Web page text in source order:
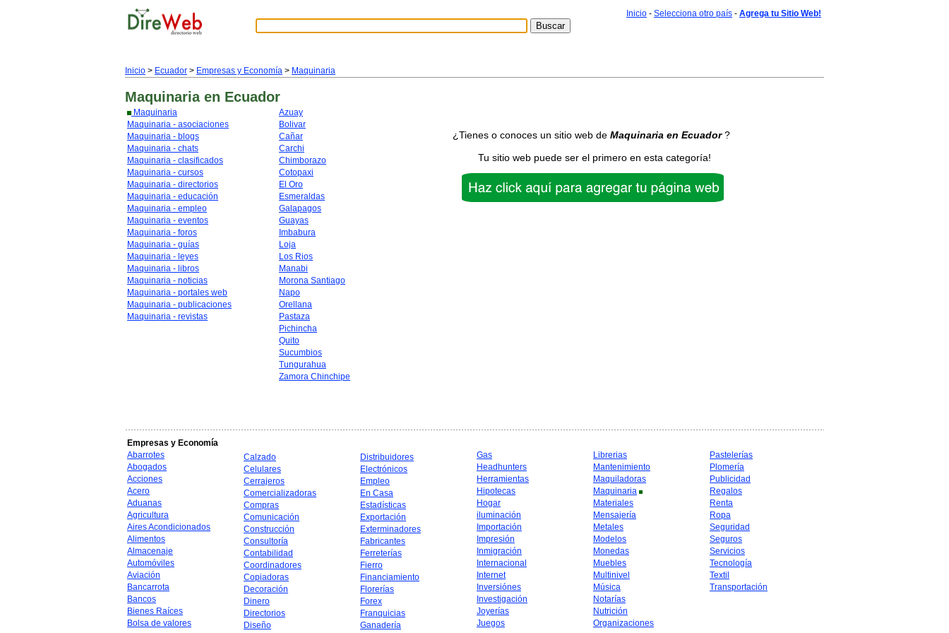
Inicio - Selecciona otro país - Agrega tu Sitio Web!
Inicio > Ecuador > Empresas y Economía > Maquinaria
Maquinaria en Ecuador
Maquinaria
Maquinaria - asociaciones
Maquinaria - blogs
Maquinaria - chats
Maquinaria - clasificados
Maquinaria - cursos
Maquinaria - directorios
Maquinaria - educación
Maquinaria - empleo
Maquinaria - eventos
Maquinaria - foros
Maquinaria - guías
Maquinaria - leyes
Maquinaria - libros
Maquinaria - noticias
Maquinaria - portales web
Maquinaria - publicaciones
Maquinaria - revistas
Azuay
Bolivar
Cañar
Carchi
Chimborazo
Cotopaxi
El Oro
Esmeraldas
Galapagos
Guayas
Imbabura
Loja
Los Rios
Manabi
Morona Santiago
Napo
Orellana
Pastaza
Pichincha
Quito
Sucumbios
Tungurahua
Zamora Chinchipe
¿Tienes o conoces un sitio web de Maquinaria en Ecuador?
Tu sitio web puede ser el primero en esta categoría!
Empresas y Economía
Abarrotes
Abogados
Acciones
Acero
Aduanas
Agricultura
Aires Acondicionados
Alimentos
Almacenaje
Automóviles
Aviación
Bancarrota
Bancos
Bienes Raíces
Bolsa de valores
Calzado
Celulares
Cerrajeros
Comercializadoras
Compras
Comunicación
Construcción
Consultoría
Contabilidad
Coordinadores
Copiadoras
Decoración
Dinero
Directorios
Diseño
Distribuidores
Electrónicos
Empleo
En Casa
Estadísticas
Exportación
Exterminadores
Fabricantes
Ferreterías
Fierro
Financiamiento
Florerías
Forex
Franquicias
Ganadería
Gas
Headhunters
Herramientas
Hipotecas
Hogar
iluminación
Importación
Impresión
Inmigración
Internacional
Internet
Inversiónes
Investigación
Joyerías
Juegos
Librerias
Mantenimiento
Maquiladoras
Maquinaria
Materiales
Mensajería
Metales
Modelos
Monedas
Muebles
Multinivel
Música
Notarías
Nutrición
Organizaciones
Pastelerías
Plomería
Publicidad
Regalos
Renta
Ropa
Seguridad
Seguros
Servicios
Tecnología
Textil
Transportación